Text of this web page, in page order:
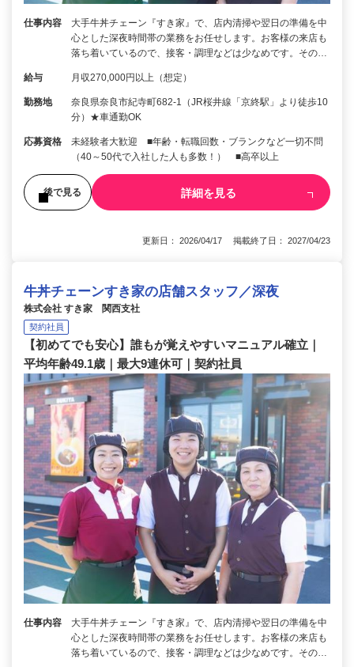
仕事内容
大手牛丼チェーン『すき家』で、店内清掃や翌日の準備を中
心とした深夜時間帯の業務をお任せします。お客様の来店も
落ち着いているので、接客・調理などは少なめです。その…
給与 月収270,000円以上（想定）
勤務地
奈良県奈良市紀寺町682-1（JR桜井線「京終駅」より徒歩10
分）★車通勤OK
応募資格
未経験者大歓迎 ■年齢・転職回数・ブランクなど一切不問
（40～50代で入社した人も多数！） ■高卒以上
後で見る 詳細を見る
更新日： 2026/04/17 掲載終了日： 2027/04/23
牛丼チェーンすき家の店舗スタッフ／深夜
株式会社 すき家 関西支社
契約社員
【初めてでも安心】誰もが覚えやすいマニュアル確立｜
平均年齢49.1歳｜最大9連休可｜契約社員
仕事内容
大手牛丼チェーン『すき家』で、店内清掃や翌日の準備を中
心とした深夜時間帯の業務をお任せします。お客様の来店も
落ち着いているので、接客・調理などは少なめです。その…